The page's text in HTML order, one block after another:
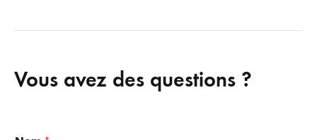
Vous avez des questions ?